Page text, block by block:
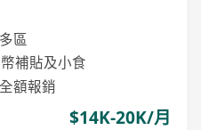
區
補貼及小食
額報銷
$14K-20K/月